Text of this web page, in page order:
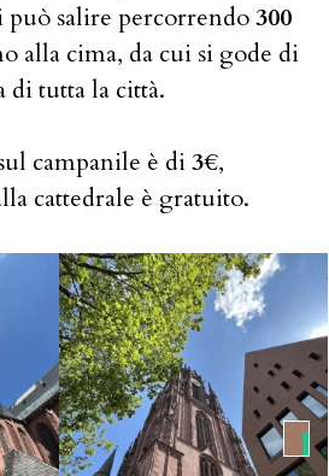
può salire percorrendo300
alla cima, da cui si gode di
di tutta la città.
campanile è di3€,
cattedrale è gratuito.